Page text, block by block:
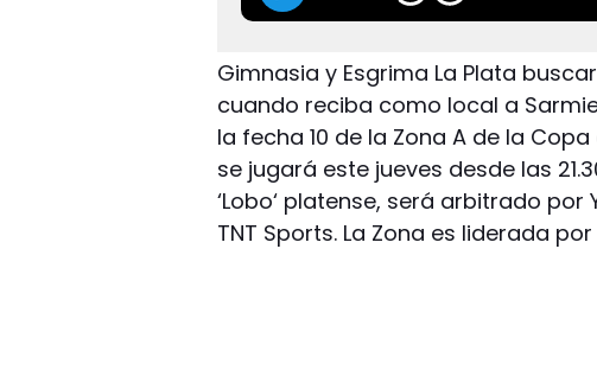
Gimnasia y Esgrima La Plata
cuando reciba como local a
la fecha 10 de la Zona A de la
se jugará este jueves desde las
‘Lobo‘ platense, será arbitrado
TNT Sports. La Zona es liderada